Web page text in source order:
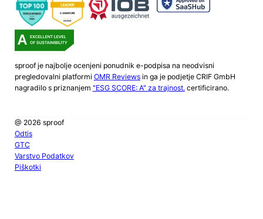
sproof je najbolje ocenjeni ponudnik e-podpisa na neodvisni
pregledovalni platformi OMR Reviewsin ga je podjetje CRIF GmbH
nagradilo s priznanjem "ESG SCORE: A" za trajnost.certificirano.
@ 2026 sproof
Odtis
GTC
Varstvo Podatkov
Piškotki